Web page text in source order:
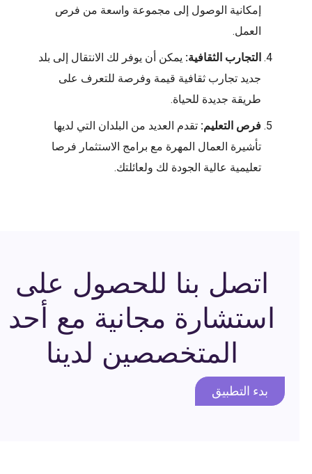
إمكانية الوصول إلى مجموعة واسعة من فرص
العمل.
التجارب الثقافية: يمكن أن يوفر لك الانتقال إلى بلد
جديد تجارب ثقافية قيمة وفرصة للتعرف على
طريقة جديدة للحياة.
فرص التعليم: تقدم العديد من البلدان التي لديها
تأشيرة العمال المهرة مع برامج الاستثمار فرصا
تعليمية عالية الجودة لك ولعائلتك.
اتصل بنا للحصول على
استشارة مجانية مع أحد
المتخصصين لدينا
بدء التطبيق